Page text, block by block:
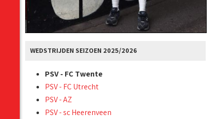
WEDSTRIJDEN SEIZOEN 2025/2026
PSV - FC Twente
PSV - FC Utrecht
PSV - AZ
PSV - sc Heerenveen